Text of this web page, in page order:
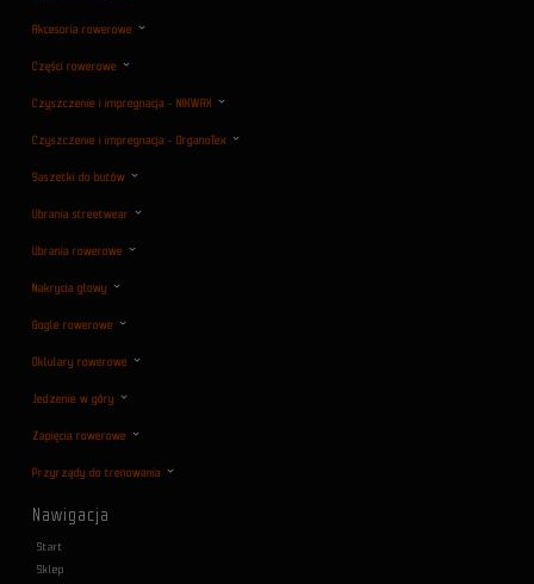
Akcesoria rowerowe
Części rowerowe
Czyszczenie i impregnacja - NIKWAX
Czyszczenie i impregnacja - OrganoTex
Saszetki do butów
Ubrania streetwear
Ubrania rowerowe
Nakrycia głowy
Gogle rowerowe
Oklulary rowerowe
Jedzenie w góry
Zapięcia rowerowe
Przyrządy do trenowania
Nawigacja
Start
Sklep